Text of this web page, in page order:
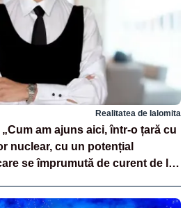
Realitatea de Ialomita
am ajuns aici, într-o țară cu
nuclear, cu un potențial
se împrumută de curent de la